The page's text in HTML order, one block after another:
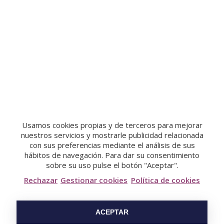
Usamos cookies propias y de terceros para mejorar
nuestros servicios y mostrarle publicidad relacionada
con sus preferencias mediante el análisis de sus
hábitos de navegación. Para dar su consentimiento
sobre su uso pulse el botón "Aceptar".
Rechazar Gestionar cookies Política de cookies
ACEPTAR